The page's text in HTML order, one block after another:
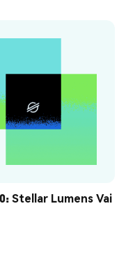
Stellar Lumens Vai